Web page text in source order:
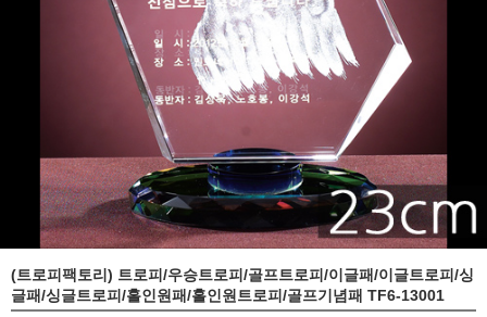
(트로피팩토리) 트로피/우승트로피/골프트로피/이글패/이글트로피/싱
글패/싱글트로피/홀인원패/홀인원트로피/골프기념패 TF6-13001